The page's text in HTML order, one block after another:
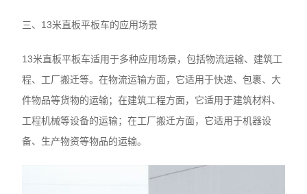
三、13米直板平板车的应用场景
13米直板平板车适用于多种应用场景，包括物流运输、建筑工
程、工厂搬迁等。在物流运输方面，它适用于快递、包裹、大
件物品等货物的运输；在建筑工程方面，它适用于建筑材料、
工程机械等设备的运输；在工厂搬迁方面，它适用于机器设
备、生产物资等物品的运输。